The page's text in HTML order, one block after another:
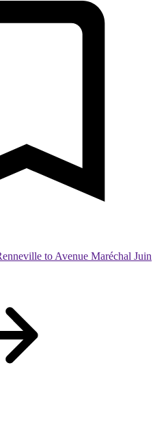
to Avenue Maréchal Juin